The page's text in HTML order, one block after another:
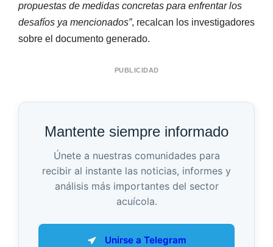
propuestas de medidas concretas para enfrentar los
desafíos ya mencionados”, recalcan los investigadores
sobre el documento generado.
PUBLICIDAD
Mantente siempre informado
Únete a nuestras comunidades para
recibir al instante las noticias, informes y
análisis más importantes del sector
acuícola.
Unirse a Telegram